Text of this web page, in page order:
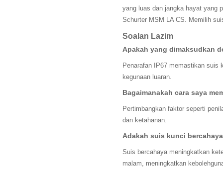
yang luas dan jangka hayat yang
Schurter MSM LA CS. Memilih
Soalan Lazim
Apakah yang dimaksudkan
Penarafan IP67 memastikan suis
kegunaan luaran.
Bagaimanakah cara saya
Pertimbangkan faktor seperti
dan ketahanan.
Adakah suis kunci
Suis bercahaya meningkatkan
malam, meningkatkan